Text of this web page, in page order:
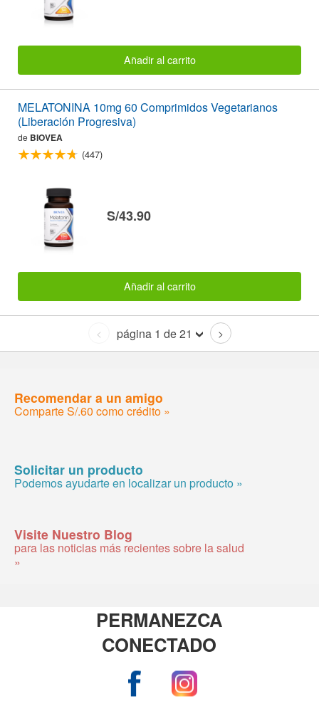
Añadir al carrito
MELATONINA 10mg 60 Comprimidos Vegetarianos
(Liberación Progresiva)
de BIOVEA
(447)
S/43.90
Añadir al carrito
< página 1 de 21 >
Recomendar a un amigo
Comparte S/.60 como crédito »
Solicitar un producto
Podemos ayudarte en localizar un producto »
Visite Nuestro Blog
para las noticias más recientes sobre la salud
»
PERMANEZCA
CONECTADO